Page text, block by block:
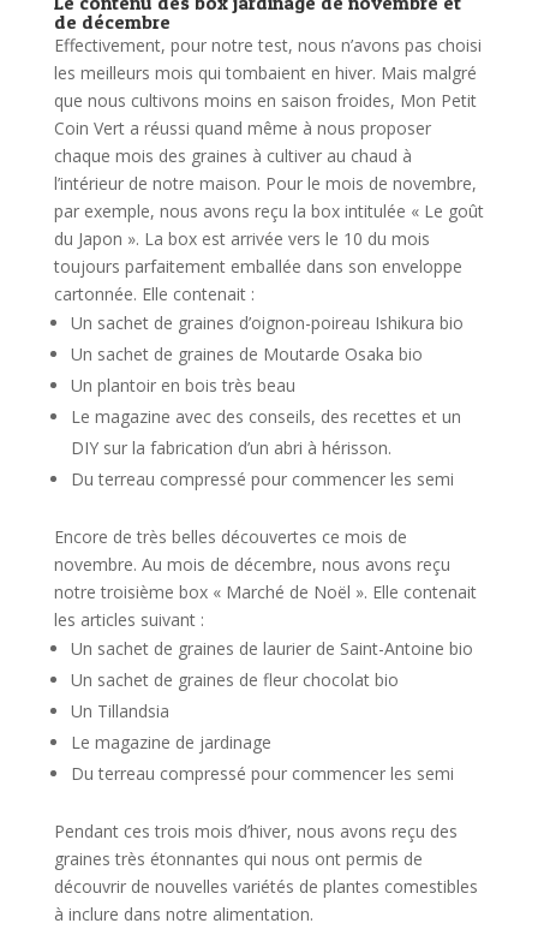
de décembre
Effectivement, pour notre test, nous n’avons pas choisi
les meilleurs mois qui tombaient en hiver. Mais malgré
que nous cultivons moins en saison froides, Mon Petit
Coin Vert a réussi quand même à nous proposer
chaque mois des graines à cultiver au chaud à
l’intérieur de notre maison. Pour le mois de novembre,
par exemple, nous avons reçu la box intitulée « Le goût
du Japon ». La box est arrivée vers le 10 du mois
toujours parfaitement emballée dans son enveloppe
cartonnée. Elle contenait :
Un sachet de graines d’oignon-poireau Ishikura bio
Un sachet de graines de Moutarde Osaka bio
Un plantoir en bois très beau
Le magazine avec des conseils, des recettes et un
DIY sur la fabrication d’un abri à hérisson.
Du terreau compressé pour commencer les semi
Encore de très belles découvertes ce mois de
novembre. Au mois de décembre, nous avons reçu
notre troisième box « Marché de Noël ». Elle contenait
les articles suivant :
Un sachet de graines de laurier de Saint-Antoine bio
Un sachet de graines de fleur chocolat bio
Un Tillandsia
Le magazine de jardinage
Du terreau compressé pour commencer les semi
Pendant ces trois mois d’hiver, nous avons reçu des
graines très étonnantes qui nous ont permis de
découvrir de nouvelles variétés de plantes comestibles
à inclure dans notre alimentation.